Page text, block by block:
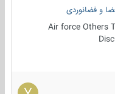
و فضانوردی
Air force
15